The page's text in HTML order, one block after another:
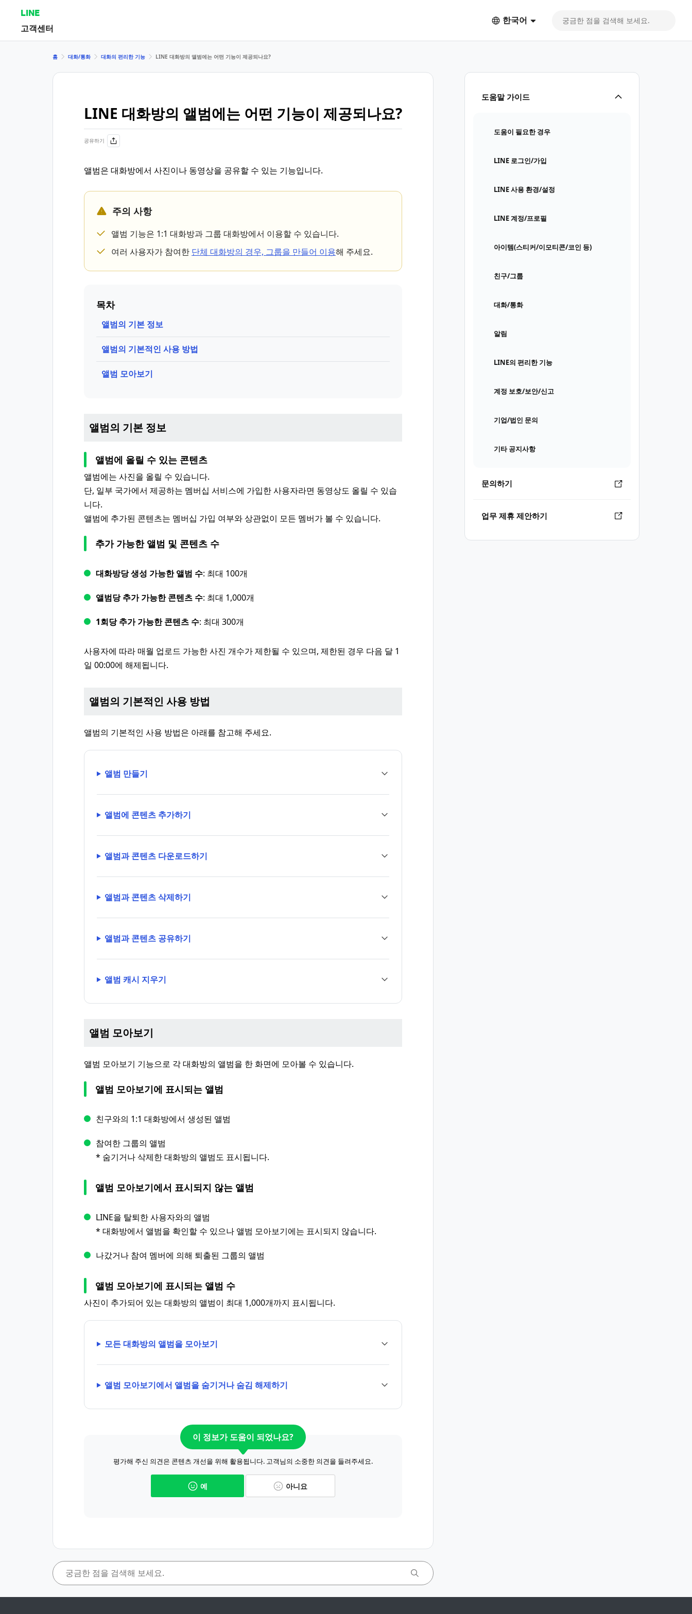
LINE
고객센터
한국어
도움말 가이드
도움이 필요한 경우
LINE 로그인/가입
LINE 사용 환경/설정
LINE 계정/프로필
아이템(스티커/이모티콘/코인 등)
친구/그룹
대화/통화
알림
LINE의 편리한 기능
계정 보호/보안/신고
기업/법인 문의
기타 공지사항
문의하기
업무 제휴 제안하기
홈 대화/통화 대화의 편리한 기능 LINE 대화방의 앨범에는 어떤 기능이 제공되나요?
LINE 대화방의 앨범에는 어떤 기능이 제공되나요?
공유하기
앨범은 대화방에서 사진이나 동영상을 공유할 수 있는 기능입니다.
주의 사항
앨범 기능은 1:1 대화방과 그룹 대화방에서 이용할 수 있습니다.
여러 사용자가 참여한 단체 대화방의 경우, 그룹을 만들어 이용해 주세요.
목차
앨범의 기본 정보
앨범의 기본적인 사용 방법
앨범 모아보기
앨범의 기본 정보
앨범에 올릴 수 있는 콘텐츠
앨범에는 사진을 올릴 수 있습니다.
단, 일부 국가에서 제공하는 멤버십 서비스에 가입한 사용자라면 동영상도 올릴 수 있습
니다.
앨범에 추가된 콘텐츠는 멤버십 가입 여부와 상관없이 모든 멤버가 볼 수 있습니다.
추가 가능한 앨범 및 콘텐츠 수
대화방당 생성 가능한 앨범 수: 최대 100개
앨범당 추가 가능한 콘텐츠 수: 최대 1,000개
1회당 추가 가능한 콘텐츠 수: 최대 300개
사용자에 따라 매월 업로드 가능한 사진 개수가 제한될 수 있으며, 제한된 경우 다음 달 1
일 00:00에 해제됩니다.
앨범의 기본적인 사용 방법
앨범의 기본적인 사용 방법은 아래를 참고해 주세요.
앨범 만들기
앨범에 콘텐츠 추가하기
앨범과 콘텐츠 다운로드하기
앨범과 콘텐츠 삭제하기
앨범과 콘텐츠 공유하기
앨범 캐시 지우기
앨범 모아보기
앨범 모아보기 기능으로 각 대화방의 앨범을 한 화면에 모아볼 수 있습니다.
앨범 모아보기에 표시되는 앨범
친구와의 1:1 대화방에서 생성된 앨범
참여한 그룹의 앨범
* 숨기거나 삭제한 대화방의 앨범도 표시됩니다.
앨범 모아보기에서 표시되지 않는 앨범
LINE을 탈퇴한 사용자와의 앨범
* 대화방에서 앨범을 확인할 수 있으나 앨범 모아보기에는 표시되지 않습니다.
나갔거나 참여 멤버에 의해 퇴출된 그룹의 앨범
앨범 모아보기에 표시되는 앨범 수
사진이 추가되어 있는 대화방의 앨범이 최대 1,000개까지 표시됩니다.
모든 대화방의 앨범을 모아보기
앨범 모아보기에서 앨범을 숨기거나 숨김 해제하기
이 정보가 도움이 되었나요?
평가해 주신 의견은 콘텐츠 개선을 위해 활용됩니다. 고객님의 소중한 의견을 들려주세요.
예 아니요